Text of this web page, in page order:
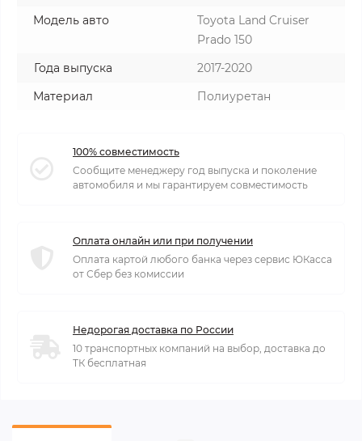
Модель авто
Toyota Land Cruiser
Prado 150
Года выпуска
2017-2020
Материал
Полиуретан
100% совместимость
Сообщите менеджеру год выпуска и поколение
автомобиля и мы гарантируем совместимость
Оплата онлайн или при получении
Оплата картой любого банка через сервис ЮКасса
от Сбер без комиссии
Недорогая доставка по России
10 транспортных компаний на выбор, доставка до
ТК бесплатная